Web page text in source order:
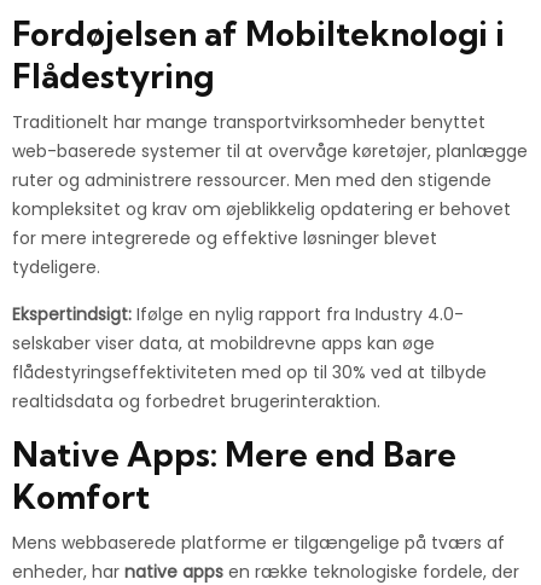
Fordøjelsen af Mobilteknologi i
Flådestyring
Traditionelt har mange transportvirksomheder benyttet
web-baserede systemer til at overvåge køretøjer, planlægge
ruter og administrere ressourcer. Men med den stigende
kompleksitet og krav om øjeblikkelig opdatering er behovet
for mere integrerede og effektive løsninger blevet
tydeligere.
Ekspertindsigt: Ifølge en nylig rapport fra Industry 4.0-
selskaber viser data, at mobildrevne apps kan øge
flådestyringseffektiviteten med op til 30% ved at tilbyde
realtidsdata og forbedret brugerinteraktion.
Native Apps: Mere end Bare
Komfort
Mens webbaserede platforme er tilgængelige på tværs af
enheder, har native apps en række teknologiske fordele, der